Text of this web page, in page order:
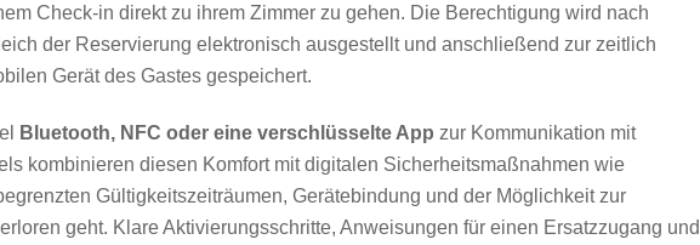
Check-in direkt zu ihrem Zimmer zu gehen. Die Berechtigung wird nach
der Reservierung elektronisch ausgestellt und anschließend zur zeitlich
Gerät des Gastes gespeichert.
Bluetooth, NFC oder eine verschlüsselte App zur Kommunikation mit
kombinieren diesen Komfort mit digitalen Sicherheitsmaßnahmen wie
Gültigkeitszeiträumen, Gerätebindung und der Möglichkeit zur
geht. Klare Aktivierungsschritte, Anweisungen für einen Ersatzzugang und